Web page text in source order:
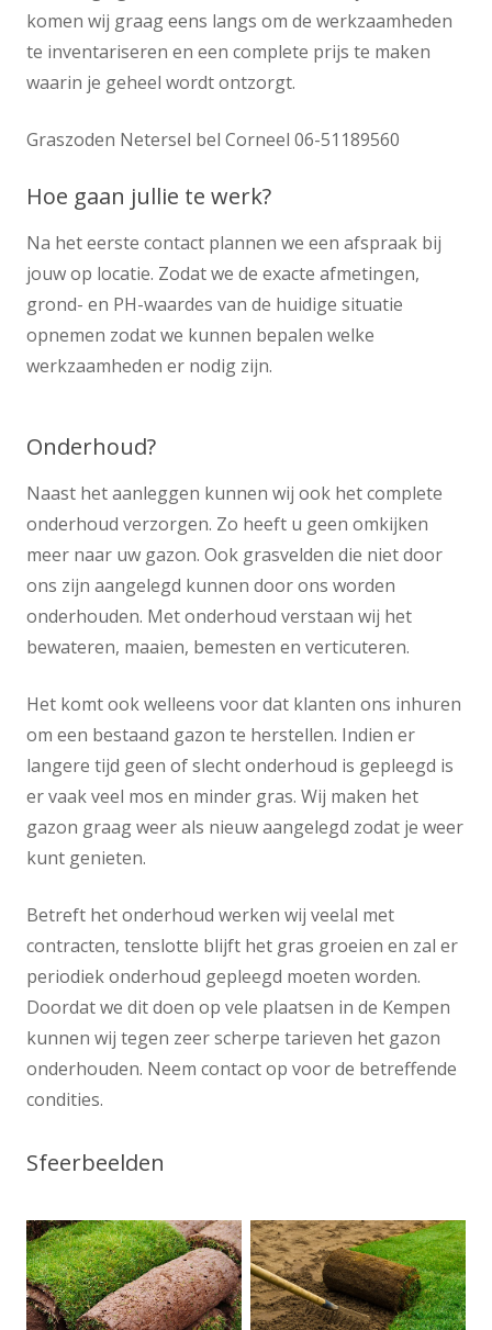
komen wij graag eens langs om de werkzaamheden
te inventariseren en een complete prijs te maken
waarin je geheel wordt ontzorgt.
Graszoden Netersel bel Corneel 06-51189560
Hoe gaan jullie te werk?
Na het eerste contact plannen we een afspraak bij
jouw op locatie. Zodat we de exacte afmetingen,
grond- en PH-waardes van de huidige situatie
opnemen zodat we kunnen bepalen welke
werkzaamheden er nodig zijn.
Onderhoud?
Naast het aanleggen kunnen wij ook het complete
onderhoud verzorgen. Zo heeft u geen omkijken
meer naar uw gazon. Ook grasvelden die niet door
ons zijn aangelegd kunnen door ons worden
onderhouden. Met onderhoud verstaan wij het
bewateren, maaien, bemesten en verticuteren.
Het komt ook welleens voor dat klanten ons inhuren
om een bestaand gazon te herstellen. Indien er
langere tijd geen of slecht onderhoud is gepleegd is
er vaak veel mos en minder gras. Wij maken het
gazon graag weer als nieuw aangelegd zodat je weer
kunt genieten.
Betreft het onderhoud werken wij veelal met
contracten, tenslotte blijft het gras groeien en zal er
periodiek onderhoud gepleegd moeten worden.
Doordat we dit doen op vele plaatsen in de Kempen
kunnen wij tegen zeer scherpe tarieven het gazon
onderhouden. Neem contact op voor de betreffende
condities.
Sfeerbeelden